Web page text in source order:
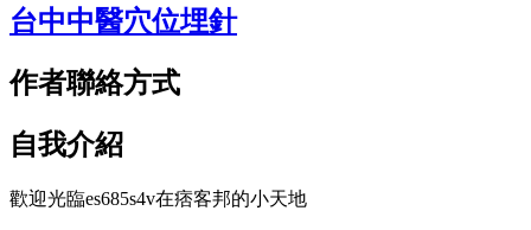
台中中醫穴位埋針
作者聯絡方式
自我介紹
歡迎光臨es685s4v在痞客邦的小天地